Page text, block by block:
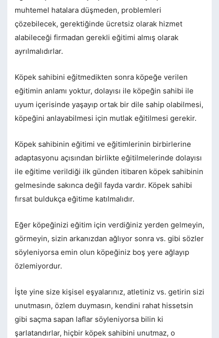
muhtemel hatalara düşmeden, problemleri
çözebilecek, gerektiğinde ücretsiz olarak hizmet
alabileceği firmadan gerekli eğitimi almış olarak
ayrılmalıdırlar.
Köpek sahibini eğitmedikten sonra köpeğe verilen
eğitimin anlamı yoktur, dolayısı ile köpeğin sahibi ile
uyum içerisinde yaşayıp ortak bir dile sahip olabilmesi,
köpeğini anlayabilmesi için mutlak eğitilmesi gerekir.
Köpek sahibinin eğitimi ve eğitimlerinin birbirlerine
adaptasyonu açısından birlikte eğitilmelerinde dolayısı
ile eğitime verildiği ilk günden itibaren köpek sahibinin
gelmesinde sakınca değil fayda vardır. Köpek sahibi
fırsat buldukça eğitime katılmalıdır.
Eğer köpeğinizi eğitim için verdiğiniz yerden gelmeyin,
görmeyin, sizin arkanızdan ağlıyor sonra vs. gibi sözler
söyleniyorsa emin olun köpeğiniz boş yere ağlayıp
özlemiyordur.
İşte yine size kişisel eşyalarınız, atletiniz vs. getirin sizi
unutmasın, özlem duymasın, kendini rahat hissetsin
gibi saçma sapan laflar söyleniyorsa bilin ki
şarlatandırlar, hiçbir köpek sahibini unutmaz, o